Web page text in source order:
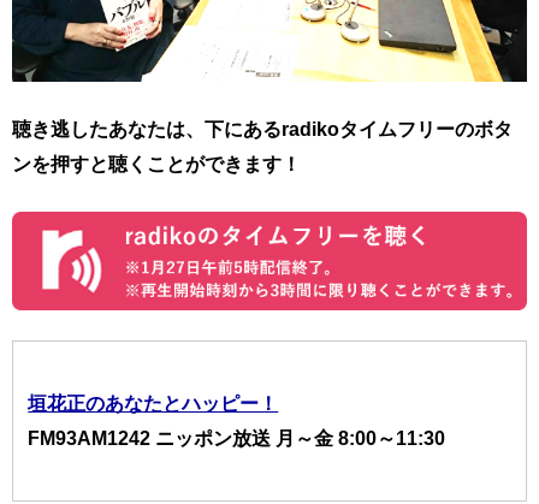
聴き逃したあなたは、下にあるradikoタイムフリーのボタ
ンを押すと聴くことができます！
垣花正のあなたとハッピー！
FM93AM1242 ニッポン放送 月～金 8:00～11:30